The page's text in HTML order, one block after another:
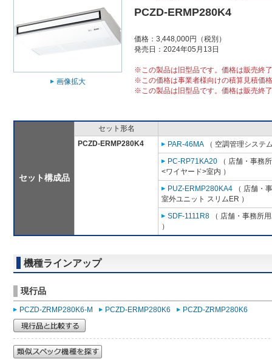
画像拡大
PCZD-ERMP280K4
価格：3,448,000円（税別）
発売日：2024年05月13日
※この製品は旧型品です。価格は販売終
※この価格は事業者様向けの積算見積価
※この製品は旧型品です。価格は販売終
セット構成品
セット形名
PCZD-ERMP280K4
PAR-46MA （ 空調管理システ
PC-RP71KA20 （ 店舗・事務
<ワイヤード>室内 ）
PUZ-ERMP280KA4 （ 店舗・
室外ユニット スリムER ）
SDF-1111R8 （ 店舗・事務所
）
機種ラインアップ
現行品
PCZD-ZRMP280K6-M PCZD-ERMP280K6 PCZD-ZRMP280K6